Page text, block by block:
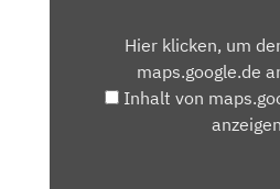
MAPS.GOOGLE.DE
Hier klicken, um
maps.google.de
Inhalt von
anzeigen